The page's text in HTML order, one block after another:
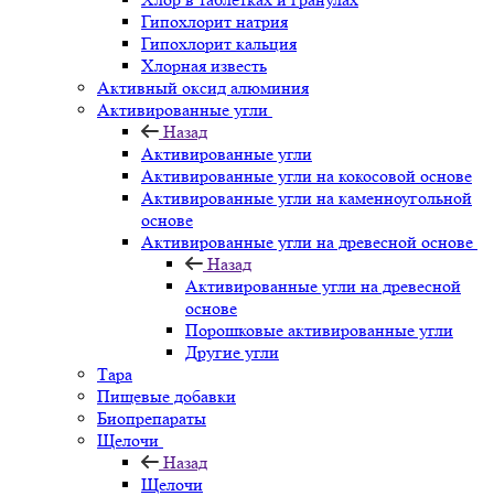
Гипохлорит натрия
Гипохлорит кальция
Хлорная известь
Активный оксид алюминия
Активированные угли
Назад
Активированные угли
Активированные угли на кокосовой основе
Активированные угли на каменноугольной
основе
Активированные угли на древесной основе
Назад
Активированные угли на древесной
основе
Порошковые активированные угли
Другие угли
Тара
Пищевые добавки
Биопрепараты
Щелочи
Назад
Щелочи